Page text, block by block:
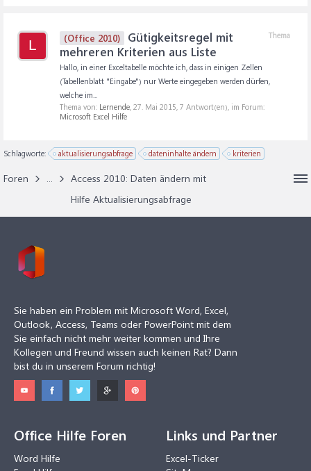
L
Thema
(Office 2010)
Gütigkeitsregel mit
mehreren Kriterien aus Liste
Hallo, in einer Exceltabelle möchte ich, dass in einigen Zellen
(Tabellenblatt "Eingabe") nur Werte eingegeben werden dürfen,
welche im...
Thema von: Lernende, 27. Mai 2015, 7 Antwort(en), im Forum:
Microsoft Excel Hilfe
Schlagworte: aktualisierungsabfrage dateninhalte ändern kriterien
Foren ...
Access 2010: Daten ändern mit
Hilfe Aktualisierungsabfrage
Sie haben ein Problem mit Microsoft Word, Excel,
Outlook, Access, Teams oder PowerPoint mit dem
Sie einfach nicht mehr weiter kommen und Ihre
Kollegen und Freund wissen auch keinen Rat? Dann
bist du in unserem Forum richtig!
Office Hilfe Foren
Word Hilfe
Links und Partner
Excel-Ticker